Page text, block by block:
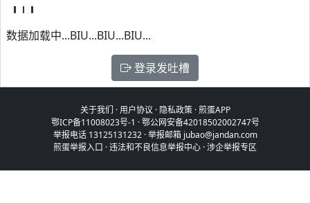
数据加载中...BIU...BIU...BIU...
登录发吐槽
关于我们 ·用户协议 · 隐私政策·煎蛋APP
鄂ICP备11008023号-1 ·鄂公网安备42018502002747号
举报电话 13125131232 · 举报邮箱 jubao@jandan.com
煎蛋举报入口 ·违法和不良信息举报中心 ·涉企举报专区